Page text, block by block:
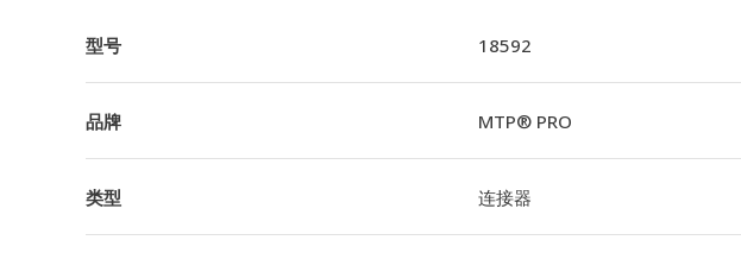
型号 18592
品牌 MTP® PRO
类型 连接器